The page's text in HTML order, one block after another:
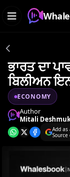
ਭਾਰਤ ਦਾ
ਬਿਲੀਅਨ
ECONOMY
Author
Mitali
Add as
Source